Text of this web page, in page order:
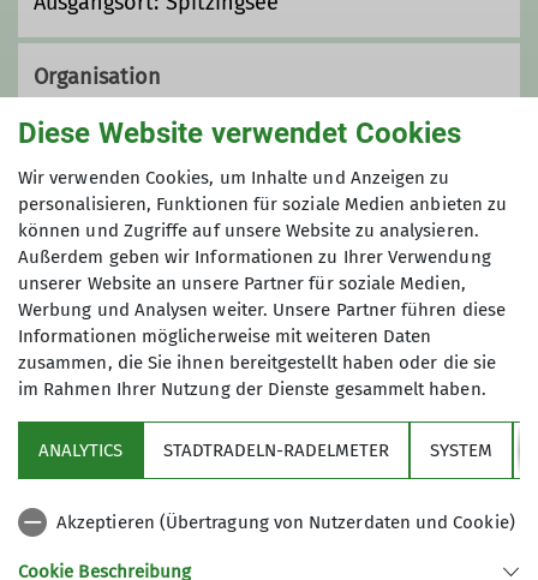
Organisation
Dirk Friess
08441 860205
dodi.friess@gmx.de
Qualifikationen
Tourenbegleiter*in
Partner
Aktuelles
Diese Website verwendet Cookies
Wir verwenden Cookies, um Inhalte und Anzeigen zu
personalisieren, Funktionen für soziale Medien anbieten zu
können und Zugriffe auf unsere Website zu analysieren.
Außerdem geben wir Informationen zu Ihrer Verwendung
unserer Website an unsere Partner für soziale Medien,
Werbung und Analysen weiter. Unsere Partner führen diese
Informationen möglicherweise mit weiteren Daten
zusammen, die Sie ihnen bereitgestellt haben oder die sie
im Rahmen Ihrer Nutzung der Dienste gesammelt haben.
ANALYTICS STADTRADELN-RADELMETER SYSTEM
Akzeptieren (Übertragung von Nutzerdaten und Cookie)
Cookie Beschreibung